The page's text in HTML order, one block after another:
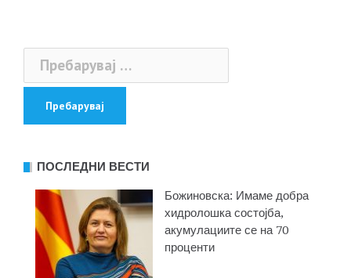
Пребарувај
за:
ПОСЛЕДНИ ВЕСТИ
Божиновска: Имаме добра
хидролошка состојба,
акумулациите се на 70
проценти